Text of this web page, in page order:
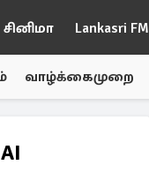
சினிமா Lankasri FM
வாழ்க்கைமுறை